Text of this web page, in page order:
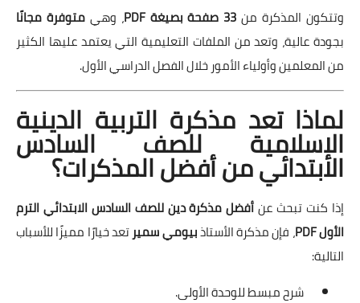
وتتكون المذكرة من 33 صفحة بصيغة PDF ، وهيمتوفرة مجانًا
بجودة عالية، وتعد من الملفات التعليمية التي يعتمد عليها الكثير
من المعلمين وأولياء الأمور خلال الفصل الدراسي الأول.
لماذا تعد مذكرة التربية الدينية
الإسلامية للصف السادس
الابتدائي من أفضل المذكرات؟
إذا كنت تبحث عنأفضل مذكرة دين للصف السادس الابتدائي الترم
الأول PDF
، فإن مذكرة الأستاذبيومي سميرتعد خيارًا مميزًا للأسباب
التالية:
شرح مبسط للوحدة الأولى.